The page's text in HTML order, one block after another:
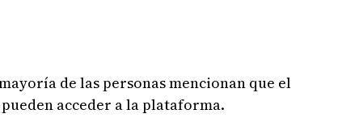
de las personas mencionan que el
acceder a la plataforma.